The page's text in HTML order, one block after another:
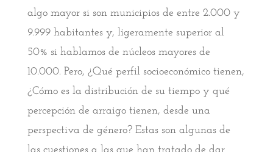
algo mayor si son municipios de entre 2.000 y
9.999 habitantes y, ligeramente superior al
50% si hablamos de núcleos mayores de
10.000. Pero, ¿Qué perfil socioeconómico tienen,
¿Cómo es la distribución de su tiempo y qué
percepción de arraigo tienen, desde una
perspectiva de género? Estas son algunas de
las cuestiones a las que han tratado de dar